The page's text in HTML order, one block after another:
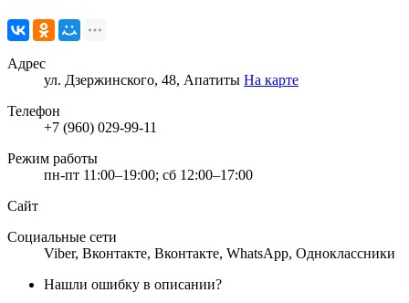
Адрес
ул. Дзержинского, 48, Апатиты На карте
Телефон
+7 (960) 029-99-11
Режим работы
пн-пт 11:00–19:00; сб 12:00–17:00
Сайт
Социальные сети
Viber, Вконтакте, Вконтакте, WhatsApp, Одноклассники
Нашли ошибку в описании?